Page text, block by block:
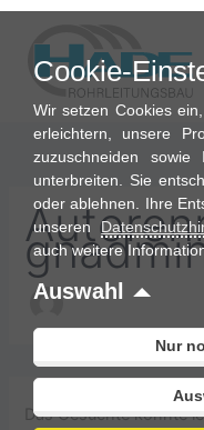
Zum
springen
Das Gesuchte konnte
Suchen
Cookie-
Wir setzen Cookies
erleichtern, unsere
zuzuschneiden sowie
unterbreiten. Sie
oder ablehnen. Ihre
unseren
auch weitere
Auswahl
Nur